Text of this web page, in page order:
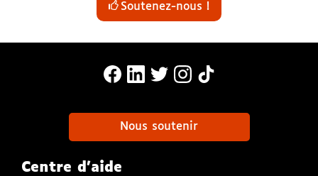
Soutenez-nous !
MonaLira Sur Facebook (nouvelle
MonaLira Sur Linkedin
MonaLira Sur Twitter
MonaLira Sur
Nous soutenir
Centre d'aide